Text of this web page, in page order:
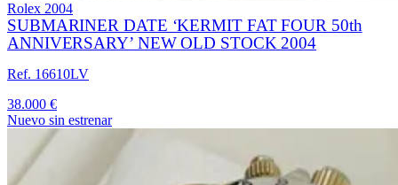
Rolex 2004
SUBMARINER DATE ‘KERMIT FAT FOUR 50th
ANNIVERSARY’ NEW OLD STOCK 2004
Ref. 16610LV
38.000 €
Nuevo sin estrenar